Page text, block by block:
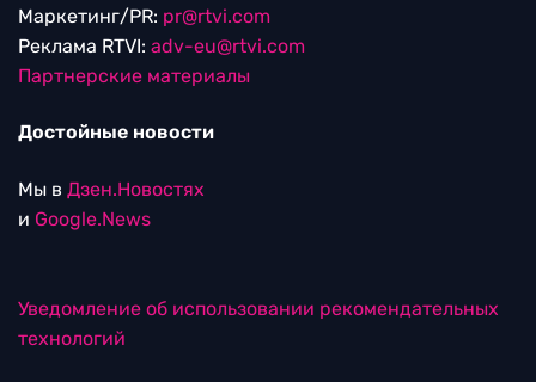
Маркетинг/PR: pr@rtvi.com
Реклама RTVI: adv-eu@rtvi.com
Партнерские материалы
Достойные новости
Мы в Дзен.Новостях
и Google.News
Уведомление об использовании рекомендательных
технологий